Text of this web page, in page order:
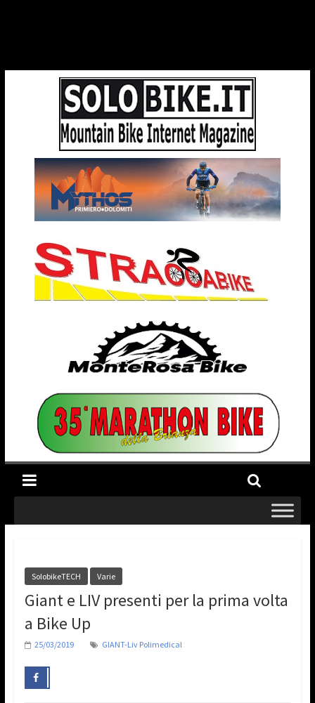
SolobikeTECH Varie
Giant e LIV presenti per la prima volta
a Bike Up
25/03/2019 GIANT-Liv Polimedical